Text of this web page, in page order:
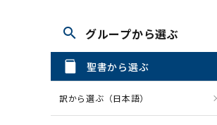
新改訳
ドイツ語
ジッパー付き聖書カバー
パスケース・ネクタイピン
聖書通読
「な行」から選ぶ
search グループから選ぶ
聖書から選ぶ
訳から選ぶ（日本語）